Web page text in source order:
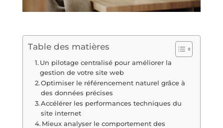
Table des matières
Un pilotage centralisé pour améliorer la
gestion de votre site web
Optimiser le référencement naturel grâce à
des données précises
Accélérer les performances techniques du
site internet
Mieux analyser le comportement des